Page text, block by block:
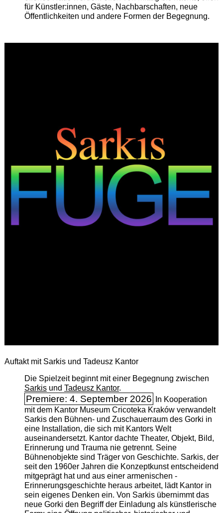
für Künstler:innen, Gäste, Nachbarschaften, neue
Öffentlichkeiten und andere Formen der Begegnung.
Auftakt mit Sarkis und Tadeusz Kantor
Die Spielzeit beginnt mit einer Begegnung zwischen
Sarkisund Tadeusz Kantor.
Premiere: 4. September 2026
In Kooperation
mit dem Kantor Museum Cricoteka Kraków verwandelt
Sarkis den Bühnen- und Zuschauerraum des Gorki in
eine Installation, die sich mit Kantors Welt
auseinandersetzt. Kantor dachte Theater, Objekt, Bild,
Erinnerung und Trauma nie getrennt. Seine
Bühnenobjekte sind Träger von Geschichte. Sarkis, der
seit den 1960er Jahren die Konzeptkunst entscheidend
mitgeprägt hat und aus einer armenischen ­
Erinnerungsgeschichte heraus arbeitet, lädt Kantor in
sein eigenes Denken ein. Von Sarkis übernimmt das
neue Gorki den Begriff der Einladung als künstlerische